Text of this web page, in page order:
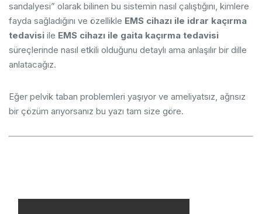
sandalyesi” olarak bilinen bu sistemin nasıl çalıştığını, kimlere
fayda sağladığını ve özellikle EMS cihazı ile idrar kaçırma
tedavisi ile EMS cihazı ile gaita kaçırma tedavisi
süreçlerinde nasıl etkili olduğunu detaylı ama anlaşılır bir dille
anlatacağız.
Eğer pelvik taban problemleri yaşıyor ve ameliyatsız, ağrısız
bir çözüm arıyorsanız bu yazı tam size göre.